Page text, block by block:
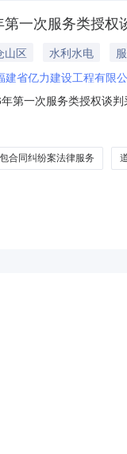
一次服务类授
山区 水利水电
建省亿力建设工程有限
第一次服务类授权谈
合同纠纷案法律服务